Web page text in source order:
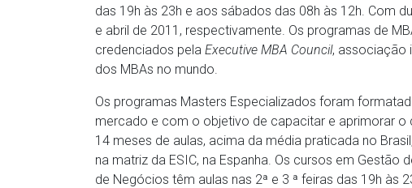
das 19h às 23h e aos sábados das 08h às 12h. Com
e abril de 2011, respectivamente. Os programas de
credenciados pela Executive MBA Council, associação
dos MBAs no mundo.
Os programas Masters Especializados foram
mercado e com o objetivo de capacitar e aprimorar
14 meses de aulas, acima da média praticada no
na matriz da ESIC, na Espanha. Os cursos em Gestão
de Negócios têm aulas nas 2ª e 3 ª feiras das 19h às